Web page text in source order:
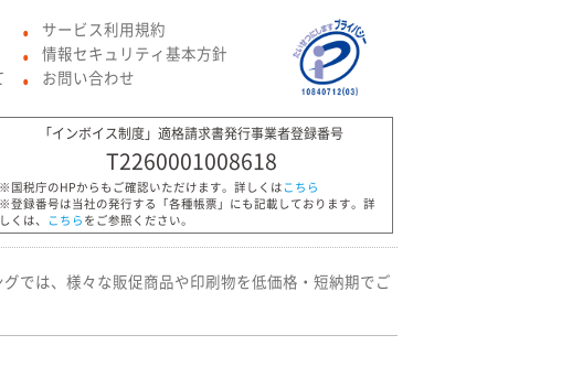
● サービス利用規約
● 情報セキュリティ基本方針
● お問い合わせ
「インボイス制度」適格請求書発行事業者登録番号
T2260001008618
※国税庁のHPからもご確認いただけます。詳しくは こちら
※登録番号は当社の発行する「各種帳票」にも記載しております。詳
しくは、
こちら をご参照ください。
では、様々な販促商品や印刷物を低価格・短納期でご